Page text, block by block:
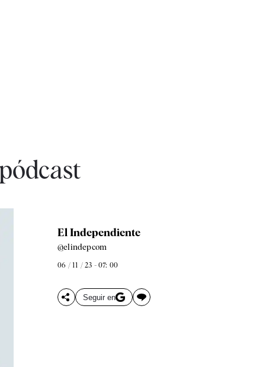
El Independiente
@elindepcom
06 / 11 / 23 - 07: 00
Seguir en